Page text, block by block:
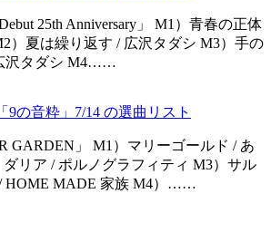
25th Anniversary」 M1）青春の正体
）夏は繰り返す / 広沢タダシ M3）手の
沢タダシ M4……
9の音粋」7/14 の選曲リスト
GARDEN」 M1）マリーゴールド / あ
リア / ポルノグラフィティ M3）サル
HOME MADE 家族 M4）……